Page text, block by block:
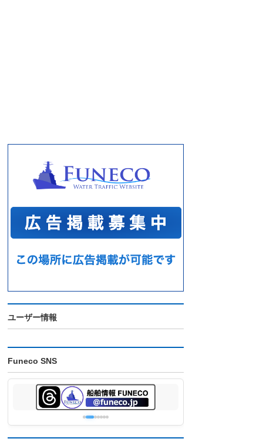
ユーザー情報
Funeco SNS